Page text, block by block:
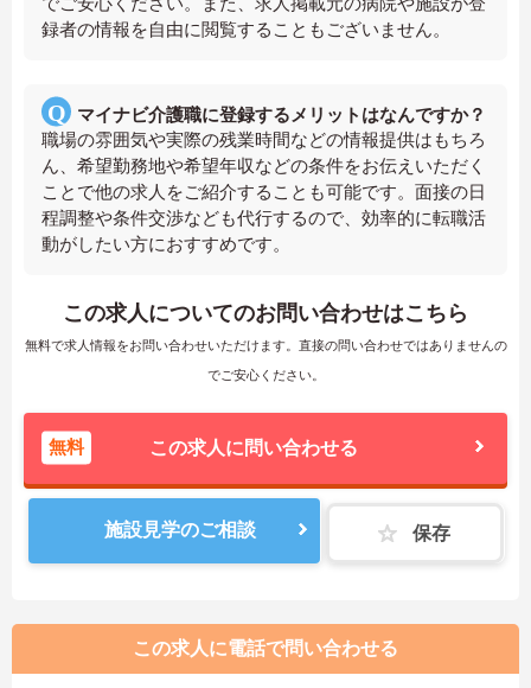
録者の情報を自由に閲覧することもございません。
マイナビ介護職に登録するメリットはなんですか？
職場の雰囲気や実際の残業時間などの情報提供はもちろ
ん、希望勤務地や希望年収などの条件をお伝えいただく
ことで他の求人をご紹介することも可能です。面接の日
程調整や条件交渉なども代行するので、効率的に転職活
動がしたい方におすすめです。
この求人についてのお問い合わせはこちら
無料で求人情報をお問い合わせいただけます。直接の問い合わせではありませんの
でご安心ください。
無料 この求人に問い合わせる
施設見学のご相談 保存
この求人に電話で問い合わせる